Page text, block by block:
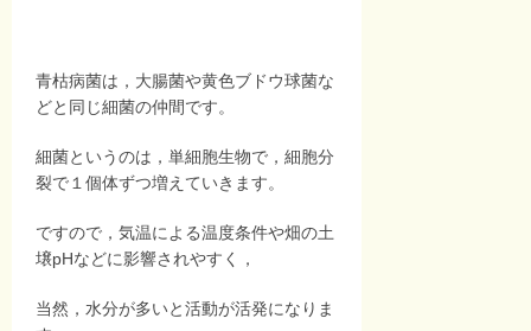
青枯病菌は，大腸菌や黄色ブドウ球菌な
どと同じ細菌の仲間です。
細菌というのは，単細胞生物で，細胞分
裂で１個体ずつ増えていきます。
ですので，気温による温度条件や畑の土
壌pHなどに影響されやすく，
当然，水分が多いと活動が活発になりま